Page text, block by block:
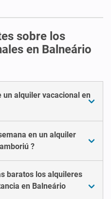
sobre los
en Balneário
un alquiler vacacional en
en un alquiler
?
baratos los alquileres
en Balneário